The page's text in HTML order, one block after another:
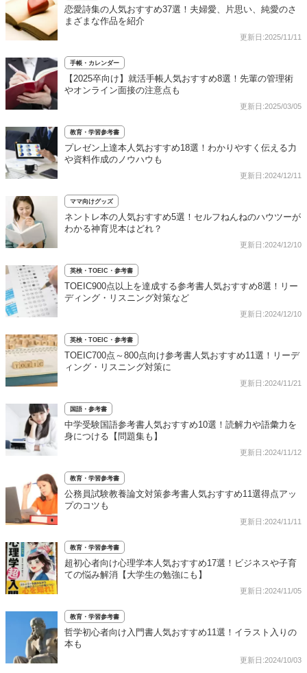
恋愛詩集の人気おすすめ37選！夫婦愛、片思い、純愛のさ
まざまな作品を紹介
更新日:2025/11/11
手帳・カレンダー
【2025卒向け】就活手帳人気おすすめ8選！先輩の管理術
やオンライン面接の注意点も
更新日:2025/03/05
教育・学習参考書
プレゼン上達本人気おすすめ18選！わかりやすく伝える力
や資料作成のノウハウも
更新日:2024/12/11
ママ向けグッズ
ネントレ本の人気おすすめ5選！セルフねんねのハウツーが
わかる神育児本はどれ？
更新日:2024/12/10
英検・TOEIC・参考書
TOEIC900点以上を達成する参考書人気おすすめ8選！リー
ディング・リスニング対策など
更新日:2024/12/10
英検・TOEIC・参考書
TOEIC700点～800点向け参考書人気おすすめ11選！リーデ
ィング・リスニング対策に
更新日:2024/11/21
国語・参考書
中学受験国語参考書人気おすすめ10選！読解力や語彙力を
身につける【問題集も】
更新日:2024/11/12
教育・学習参考書
公務員試験教養論文対策参考書人気おすすめ11選得点アッ
プのコツも
更新日:2024/11/11
教育・学習参考書
超初心者向け心理学本人気おすすめ17選！ビジネスや子育
ての悩み解消【大学生の勉強にも】
更新日:2024/11/05
教育・学習参考書
哲学初心者向け入門書人気おすすめ11選！イラスト入りの
本も
更新日:2024/10/03